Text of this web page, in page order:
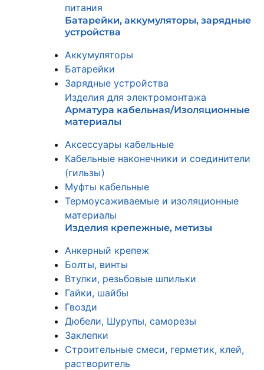
питания
Батарейки, аккумуляторы, зарядные
устройства
Аккумуляторы
Батарейки
Зарядные устройства
Изделия для электромонтажа
Арматура кабельная/Изоляционные
материалы
Аксессуары кабельные
Кабельные наконечники и соединители
(гильзы)
Муфты кабельные
Термоусаживаемые и изоляционные
материалы
Изделия крепежные, метизы
Анкерный крепеж
Болты, винты
Втулки, резьбовые шпильки
Гайки, шайбы
Гвозди
Дюбели, Шурупы, саморезы
Заклепки
Строительные смеси, герметик, клей,
растворитель